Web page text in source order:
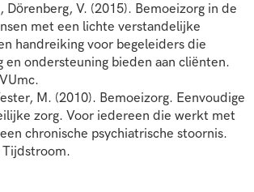
Dörenberg, V. (2015). Bemoeizorg in de
met een lichte verstandelijke
handreiking voor begeleiders die
en ondersteuning bieden aan cliënten.
M. (2010). Bemoeizorg. Eenvoudige
zorg. Voor iedereen die werkt met
chronische psychiatrische stoornis.
Tijdstroom.